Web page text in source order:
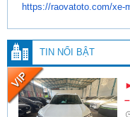
https://raovatoto.com/xe-
TIN NỔI BẬT